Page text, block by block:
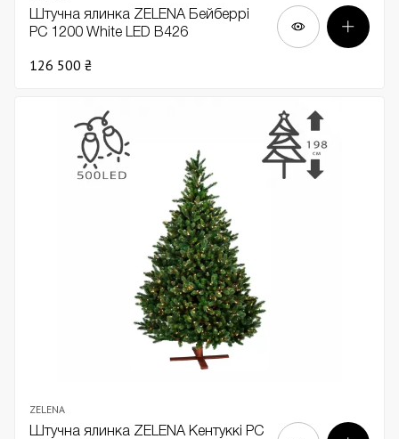
Штучна ялинка ZELENA Бейберрі
PC 1200 White LED В426
126 500 ₴
ZELENA
Штучна ялинка ZELENA Кентуккі PC